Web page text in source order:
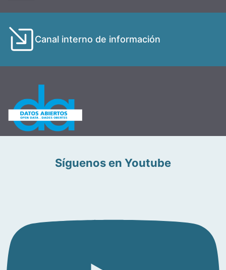
Canal interno de información
Síguenos en Youtube